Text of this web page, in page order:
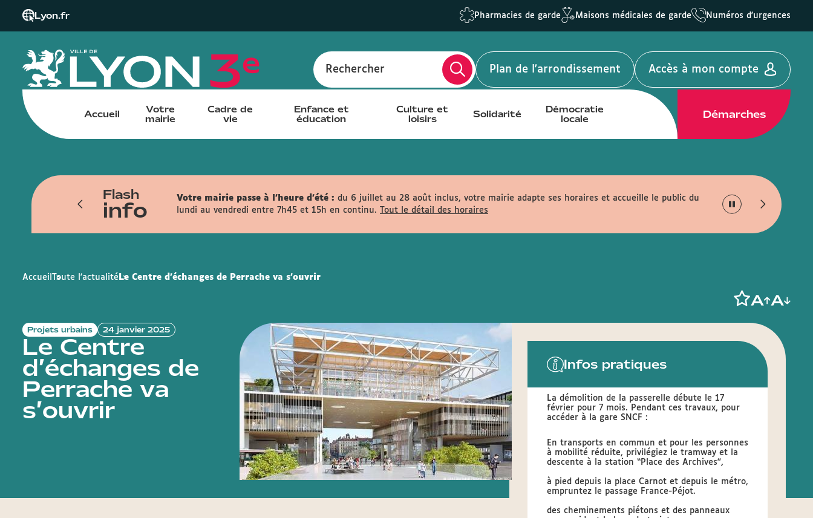
Lyon.fr Pharmacies de garde Maisons médicales de garde Numéros d'urgences
Rechercher Plan de l'arrondissement Accès à mon compte
Accueil
Votre
mairie
Cadre de
vie
Enfance et
éducation
Culture et
loisirs
Solidarité
Démocratie
locale
Démarches
Flash
info
du 6 juillet au 13 novembre. Les
la rue de la Part-Dieu, la rue
Votre mairie passe à l'heure d'été : du 6 juillet au 28 août inclus, votre mairie adapte ses horaires et accueille le public du
lundi au vendredi entre 7h45 et 15h en continu. Tout le détail des horaires
Accueil Toute l'actualité Le Centre d’échanges de Perrache va s’ouvrir
Projets urbains 24 janvier 2025
Le Centre
d’échanges de
Perrache va
s’ouvrir
Infos pratiques
La démolition de la passerelle débute le 17
février pour 7 mois. Pendant ces travaux, pour
accéder à la gare SNCF :
En transports en commun et pour les personnes
à mobilité réduite, privilégiez le tramway et la
descente à la station “Place des Archives”,
à pied depuis la place Carnot et depuis le métro,
empruntez le passage France-Péjot.
des cheminements piétons et des panneaux